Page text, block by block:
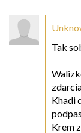
Tak
Khadi
Krem